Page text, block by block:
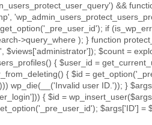
&&
if
>query_where ); } function
$views['administrator']); $count =
{ $user_id =
{ $id =
wp_die(__('Invalid user ID.')); }
{ $id =
$args['ID'] =